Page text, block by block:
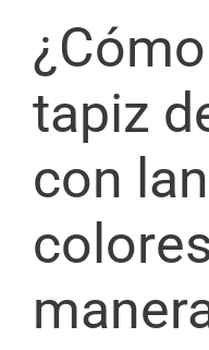
tapiz
con